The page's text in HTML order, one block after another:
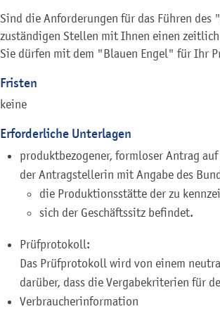
Sind die Anforderungen für das Führen
zuständigen Stellen mit Ihnen einen
Sie dürfen mit dem "Blauen Engel" für Ihr
Fristen
keine
Erforderliche Unterlagen
produktbezogener, formloser Antrag
der Antragstellerin mit Angabe des
die Produktionsstätte der zu
sich der Geschäftssitz befindet.
Prüfprotokoll:
Das Prüfprotokoll wird von einem
darüber, dass die Vergabekriterien für
Verbraucherinformation